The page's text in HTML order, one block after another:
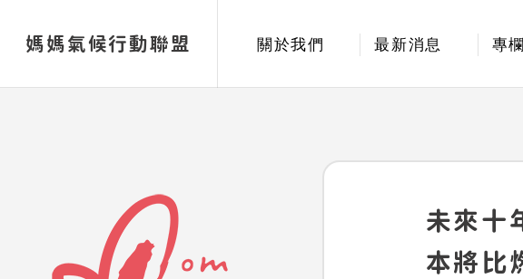
媽媽氣候行動聯盟 關於我們 最新消息 專
未來十
本將比